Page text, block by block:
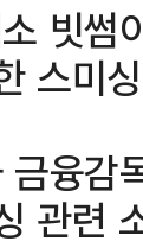
빗썸
스미
금융감
관련